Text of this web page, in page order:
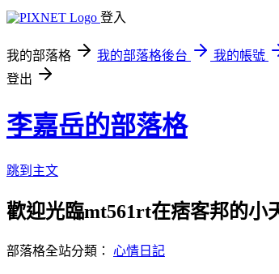
登入
我的部落格 我的部落格後台
我的帳號
登出
李嘉岳的部落格
跳到主文
歡迎光臨mt561rt在痞客邦的小
部落格全站分類： 心情日記